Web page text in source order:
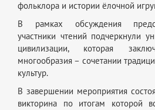
фольклора и истории ёлочной
В рамках обсуждения
участники чтений подчеркнули
цивилизации, которая
многообразия – сочетании
культур.
В завершении мероприятия
викторина по итогам которой